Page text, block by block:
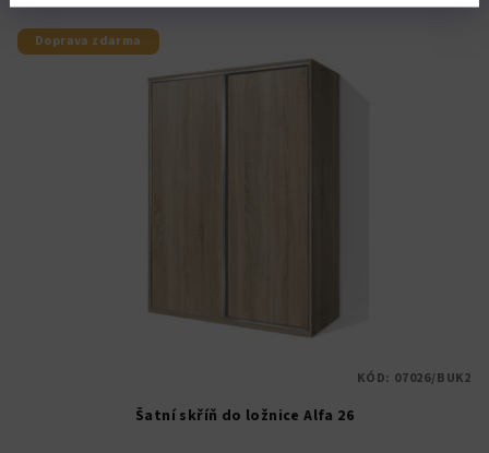
Doprava zdarma
Šatní skříň do ložnice Alfa 26
KÓD: 07026/BUK2